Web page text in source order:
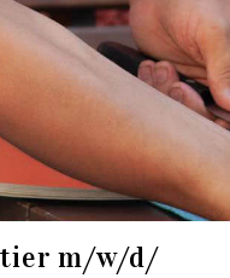
m/w/d/